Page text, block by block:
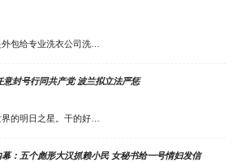
包给专业洗衣公司洗…
意封号行同共产党 波兰拟立法严惩
的明日之星。干的好…
幕：五个彪形大汉抓赖小民 女秘书给一号情妇发信